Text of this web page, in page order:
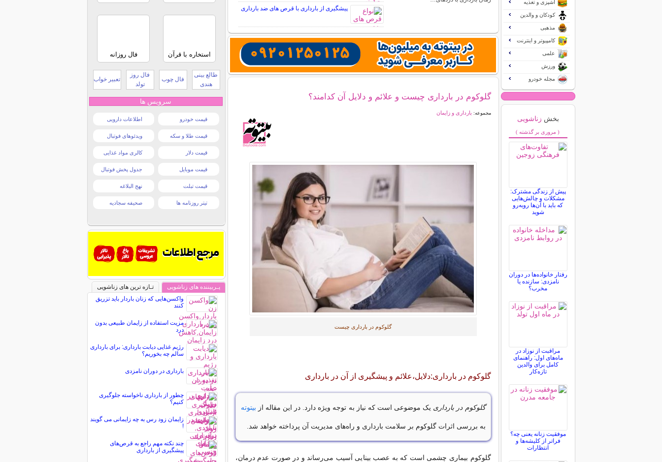
پیشگیری از بارداری با قرص های ضد بارداری
گلوکوم در بارداری چیست و علائم و دلایل آن کدامند؟
مجموعه: بارداری و زایمان
گلوکوم در بارداری چیست
گلوکوم در بارداری:دلایل،علائم و پیشگیری از آن در بارداری
گلوکوم در بارداری یک موضوعی است که نیاز به توجه ویژه دارد. در این مقاله از بیتوته
به بررسی اثرات گلوکوم بر سلامت بارداری و راه‌های مدیریت آن پرداخته خواهد شد.
گلوکوم بیماری چشمی است که به عصب بینایی آسیب می‌رساند و در صورت عدم درمان،
آشپزی و تغذیه
کودکان و والدین
مذهبی
کامپیوتر و اینترنت
علمی
ورزش
مجله خودرو
بخش زناشویی
( مروری بر گذشته )
پیش از زندگی مشترک:
مشکلات و چالش‌هایی
که باید با آن‌ها روبه‌رو
شوید
رفتار خانواده‌ها در دوران
نامزدی: سازنده یا
مخرب؟
مراقبت از نوزاد در
ماه‌های اول: راهنمای
کامل برای والدین
تازه‌کار
موفقیت زنانه یعنی چه؟
فراتر از کلیشه‌ها و
انتظارات
استخاره با قرآن فال روزانه
طالع بینی
هندی
فال چوب
فال روز
تولد
تعبیر خواب
سرویس ها
قیمت خودرو اطلاعات دارویی
قیمت طلا و سکه ویدئوهای فوتبال
قیمت دلار کالری مواد غذایی
قیمت موبایل جدول پخش فوتبال
قیمت تبلت نهج البلاغه
تیتر روزنامه ها صحیفه سجادیه
پـربیننده های زناشویی
تـازه ترین های زناشویی
واکسن‌هایی که زنان باردار باید تزریق
کنند
مزیت استفاده از زایمان طبیعی بدون
درد
رژیم غذایی دیابت بارداری: برای بارداری
سالم چه بخوریم؟
بارداری در دوران نامزدی
چطور از بارداری ناخواسته جلوگیری
کنیم؟
زايمان زود رس به چه زایمانی می گویند
!
چند نكته مهم راجع به قرص‌های
پیشگیری از بارداری